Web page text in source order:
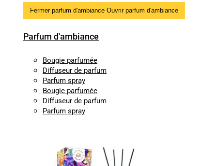
Fermer parfum d'ambiance Ouvrir parfum d'ambiance
Parfum d'ambiance
Bougie parfumée
Diffuseur de parfum
Parfum spray
Bougie parfumée
Diffuseur de parfum
Parfum spray